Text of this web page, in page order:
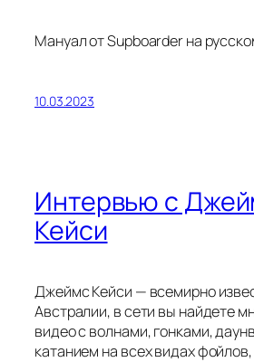
Мануал от Supboarder на
10.03.2023
Интервью с
Кейси
Джеймс Кейси — всемирно
Австралии, в сети вы найдете
видео с волнами, гонками,
катанием на всех видах